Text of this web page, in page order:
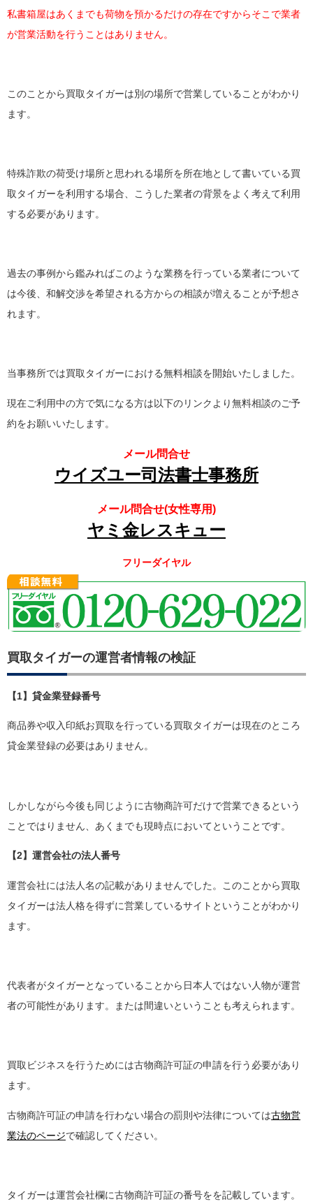
私書箱屋はあくまでも荷物を預かるだけの存在ですからそこで業者
が営業活動を行うことはありません。
このことから買取タイガーは別の場所で営業していることがわかり
ます。
特殊詐欺の荷受け場所と思われる場所を所在地として書いている買
取タイガーを利用する場合、こうした業者の背景をよく考えて利用
する必要があります。
過去の事例から鑑みればこのような業務を行っている業者について
は今後、和解交渉を希望される方からの相談が増えることが予想さ
れます。
当事務所では買取タイガーにおける無料相談を開始いたしました。
現在ご利用中の方で気になる方は以下のリンクより無料相談のご予
約をお願いいたします。
メール問合せ
ウイズユー司法書士事務所
メール問合せ(女性専用)
ヤミ金レスキュー
フリーダイヤル
買取タイガーの運営者情報の検証
【1】貸金業登録番号
商品券や収入印紙お買取を行っている買取タイガーは現在のところ
貸金業登録の必要はありません。
しかしながら今後も同じように古物商許可だけで営業できるという
ことではりません、あくまでも現時点においてということです。
【2】運営会社の法人番号
運営会社には法人名の記載がありませんでした。このことから買取
タイガーは法人格を得ずに営業しているサイトということがわかり
ます。
代表者がタイガーとなっていることから日本人ではない人物が運営
者の可能性があります。または間違いということも考えられます。
買取ビジネスを行うためには古物商許可証の申請を行う必要があり
ます。
古物商許可証の申請を行わない場合の罰則や法律については古物営
業法のページで確認してください。
タイガーは運営会社欄に古物商許可証の番号をを記載しています。